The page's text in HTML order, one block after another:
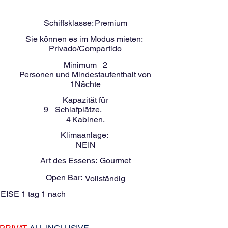
Schiffsklasse: Premium
Sie können es im Modus mieten:
Privado/Compartido
Minimum
2
Personen und Mindestaufenthalt von
1 Nächte
Kapazität für
9
Schlafplätze.
4 Kabinen,
Klimaanlage:
NEIN
Art des Essens: Gourmet
Open Bar: Vollständig
1 tag 1 nach